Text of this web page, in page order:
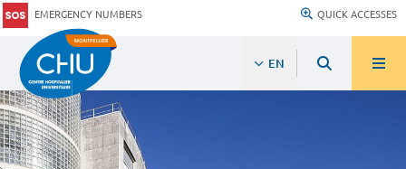
EMERGENCY NUMBERS QUICK ACCESSES
EN